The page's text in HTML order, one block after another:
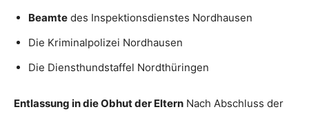
Beamte des Inspektionsdienstes Nordhausen
Die Kriminalpolizei Nordhausen
Die Diensthundstaffel Nordthüringen
Entlassung in die Obhut der Eltern Nach Abschluss der